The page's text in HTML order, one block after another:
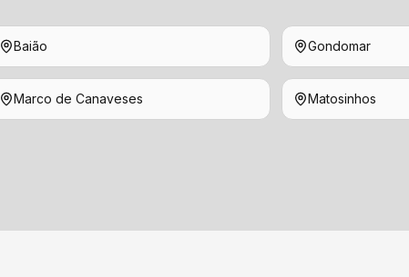
Baião Gondomar
Marco de Canaveses Matosinhos